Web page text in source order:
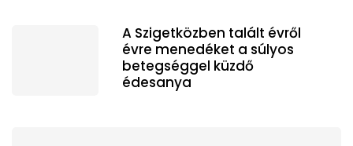
A Szigetközben talált évről
évre menedéket a súlyos
betegséggel küzdő
édesanya